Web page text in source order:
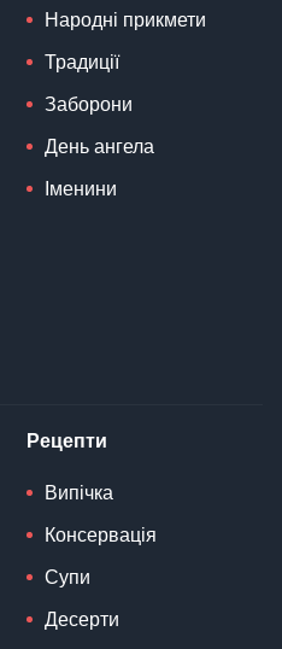
Народні прикмети
Традиції
Заборони
День ангела
Іменини
Рецепти
Випічка
Консервація
Супи
Десерти